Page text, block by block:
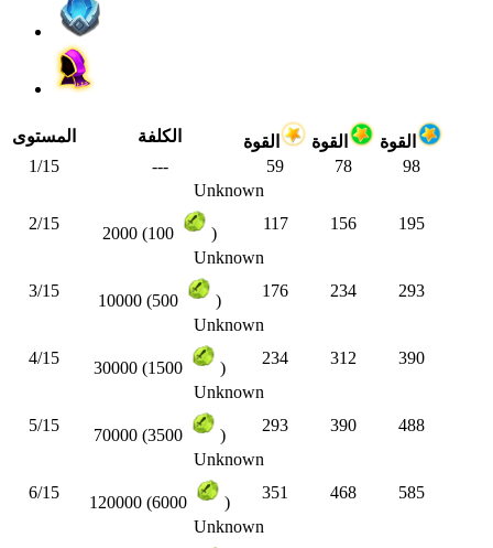
المستوى الكلفة القوة القوة
القوة
1/15
--- 59 78
98
Unknown
2/15
2000 (100 )
117 156
195
Unknown
3/15
10000 (500 )
176 234
293
Unknown
4/15
30000 (1500 )
234 312
390
Unknown
5/15
70000 (3500 )
293 390
488
Unknown
6/15
120000 (6000 )
351 468
585
Unknown